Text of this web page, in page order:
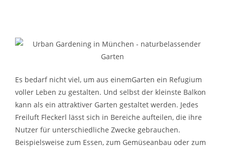
Es bedarf nicht viel, um aus einemGarten ein Refugium
voller Leben zu gestalten. Und selbst der kleinste Balkon
kann als ein attraktiver Garten gestaltet werden. Jedes
Freiluft Fleckerl lässt sich in Bereiche aufteilen, die ihre
Nutzer für unterschiedliche Zwecke gebrauchen.
Beispielsweise zum Essen, zum Gemüseanbau oder zum